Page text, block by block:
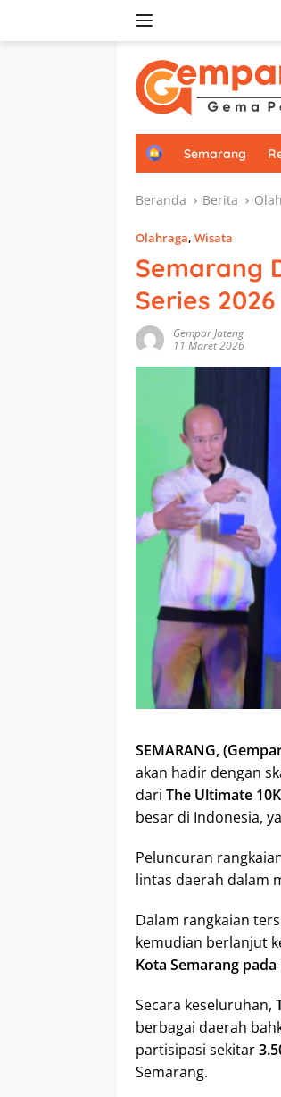
H
e
Semarang
Beranda Berita
Olahraga, Wisata
Semarang
Series 2026
Gempar Jateng
11 Maret 2026
SEMARANG,
akan hadir dengan
dari The Ultimate
besar di Indonesia,
Peluncuran
lintas daerah dalam
Dalam rangkaian
kemudian berlanjut
Kota Semarang
Secara keseluruhan,
berbagai daerah
partisipasi sekitar
Semarang.